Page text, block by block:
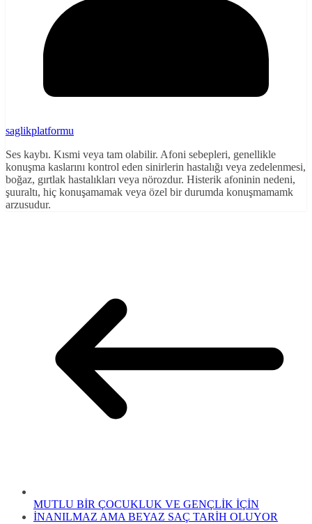
saglikplatformu
Ses kaybı. Kısmi veya tam olabilir. Afoni sebepleri, genellikle
konuşma kaslarını kontrol eden sinirlerin hastalığı veya zedelenmesi,
boğaz, gırtlak hastalıkları veya nörozdur. Histerik afoninin nedeni,
şuuraltı, hiç konuşamamak veya özel bir durumda konuşmamamk
arzusudur.
MUTLU BİR ÇOCUKLUK VE GENÇLİK İÇİN
İNANILMAZ AMA BEYAZ SAÇ TARİH OLUYOR